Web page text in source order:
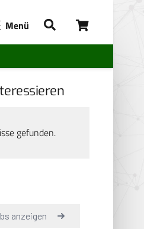
Menü
gefunden.